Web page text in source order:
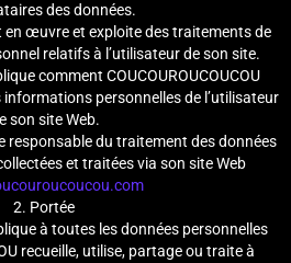
des données.
en œuvre et exploite des traitements de
relatifs à l’utilisateur de son site.
comment COUCOUROUCOUCOU
personnelles de l’utilisateur
son site Web.
responsable du traitement des données
et traitées via son site Web
2. Portée
à toutes les données personnelles
recueille, utilise, partage ou traite à